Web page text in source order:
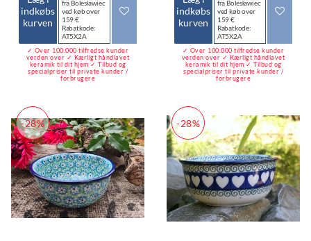
indkøbs
kurven
fra Bolesławiec
ved køb over
159 €
Rabatkode:
AT5X2A
✓ Over 100.000 tilfredse kunder
verden over ✓ Kærligt håndlavet
keramik til dit hjem ✓ Tilbud og
specialpriser til private kunder /
forbrugere
indkøbs
kurven
fra Bolesławiec
ved køb over
159 €
Rabatkode:
AT5X2A
✓ Over 100.000 tilfredse kunder
verden over ✓ Kærligt håndlavet
keramik til dit hjem ✓ Tilbud og
specialpriser til private kunder /
forbrugere
-28% -28%